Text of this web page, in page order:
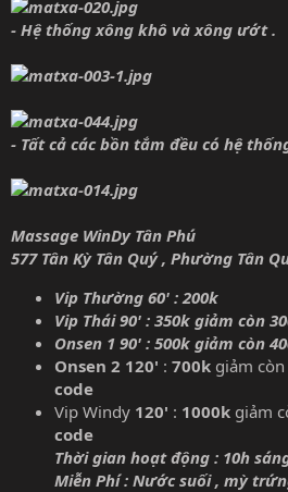
- Hệ thống xông khô và xông ướt .
- Tất cả các bồn tắm đều có hệ
Massage WinDy Tân Phú
577 Tân Kỳ Tân Quý , Phường Tân
Vip Thường 60' : 200k
Vip Thái 90' : 350k giảm còn
Onsen 1 90' : 500k giảm còn
Onsen 2 120' : 700k giảm còn
code
Vip Windy 120' : 1000k giảm
code
Thời gian hoạt động : 10h
Miễn Phí : Nước suối , mỳ